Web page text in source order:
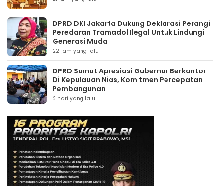
DPRD DKI Jakarta Dukung Deklarasi Perangi
Peredaran Tramadol Ilegal Untuk Lindungi
Generasi Muda
22 jam yang lalu
DPRD Sumut Apresiasi Gubernur Berkantor
Di Kepulauan Nias, Komitmen Percepatan
Pembangunan
2 hari yang lalu